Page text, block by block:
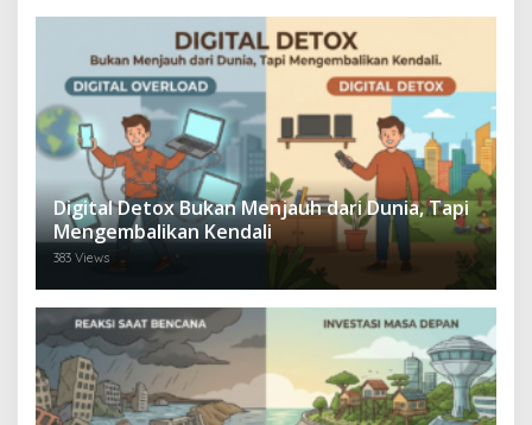
Digital Detox Bukan Menjauh dari Dunia, Tapi
Mengembalikan Kendali
383 Views